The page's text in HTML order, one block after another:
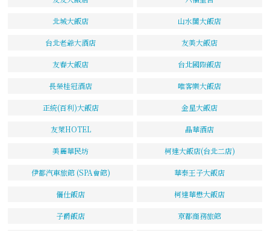
北城大飯店 山水閣大飯店
台北老爺大酒店 友美大飯店
友春大飯店 台北國際飯店
長榮桂冠酒店 唯客樂大飯店
正統(百利)大飯店 金星大飯店
友萊HOTEL 晶華酒店
美麗華民坊 柯達大飯店(台北二店)
伊都汽車旅館 (SPA會館) 華泰王子大飯店
儷仕飯店 柯達華懋大飯店
子爵飯店 京都商務旅館